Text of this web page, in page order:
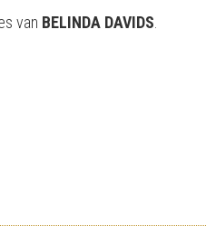
van BELINDA DAVIDS.